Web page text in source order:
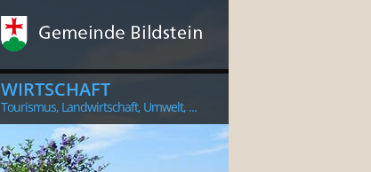
WIRTSCHAFT
Tourismus, Landwirtschaft, Umwelt, ...